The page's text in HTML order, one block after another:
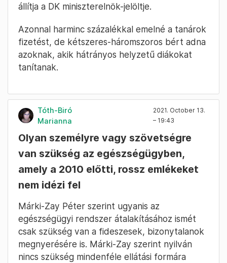
állítja a DK miniszterelnök-jelöltje.
Azonnal harminc százalékkal emelné a tanárok
fizetést, de kétszeres-háromszoros bért adna
azoknak, akik hátrányos helyzetű diákokat
tanítanak.
Tóth-Biró
Marianna
2021. October 13.
– 19:43
Olyan személyre vagy szövetségre
van szükség az egészségügyben,
amely a 2010 előtti, rossz emlékeket
nem idézi fel
Márki-Zay Péter szerint ugyanis az
egészségügyi rendszer átalakításához ismét
csak szükség van a fideszesek, bizonytalanok
megnyerésére is. Márki-Zay szerint nyilván
nincs szükség mindenféle ellátási formára